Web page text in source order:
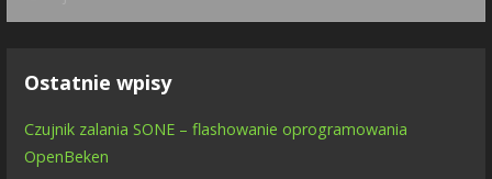
Ostatnie wpisy
Czujnik zalania SONE – flashowanie oprogramowania
OpenBeken